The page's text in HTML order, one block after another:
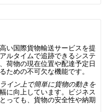
い国際貨物輸送サービスを提
ルタイムで追跡できるシステ
荷物の現在位置や配達予定日
ための不可欠な機能です。
イン上で簡単に貨物の動きを
に向上しています。ビジネス
っても、貨物の安全性や納期